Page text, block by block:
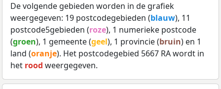
De volgende gebieden worden in de grafiek
weergegeven: 19 postcodegebieden (blauw), 11
postcode5gebieden (roze), 1 numerieke postcode
(groen), 1 gemeente (geel), 1 provincie (bruin) en 1
land (oranje). Het postcodegebied 5667 RA wordt in
het rood weergegeven.